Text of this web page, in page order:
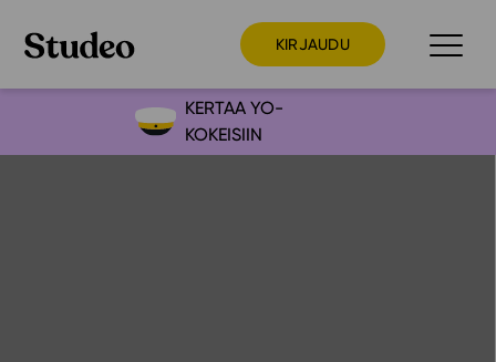
KIRJAUDU
Preppaaja
KERTAA YO-
KOKEISIIN